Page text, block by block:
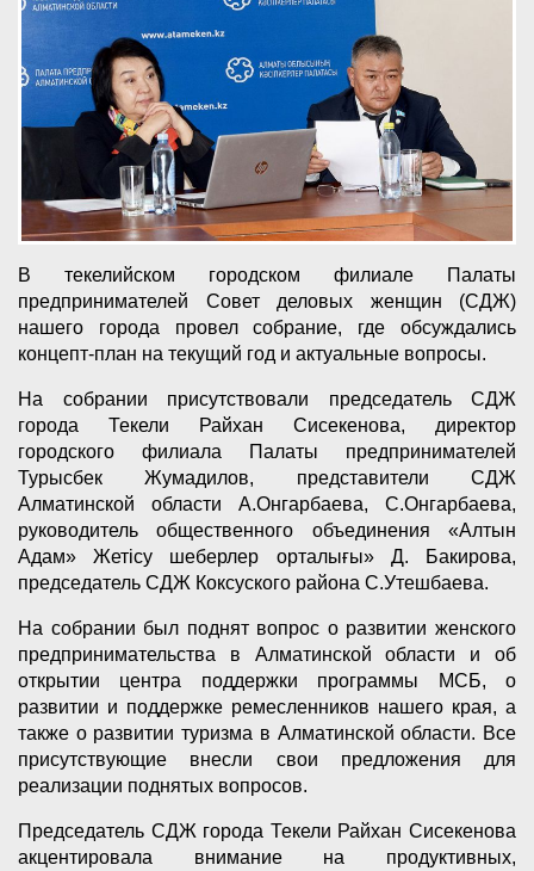
В текелийском городском филиале Палаты
предпринимателей Совет деловых женщин (СДЖ)
нашего города провел собрание, где обсуждались
концепт-план на текущий год и актуальные вопросы.
На собрании присутствовали председатель СДЖ
города Текели Райхан Сисекенова, директор
городского филиала Палаты предпринимателей
Турысбек Жумадилов, представители СДЖ
Алматинской области А.Онгарбаева, С.Онгарбаева,
руководитель общественного объединения «Алтын
Адам» Жетісу шеберлер орталығы» Д. Бакирова,
председатель СДЖ Коксуского района С.Утешбаева.
На собрании был поднят вопрос о развитии женского
предпринимательства в Алматинской области и об
открытии центра поддержки программы МСБ, о
развитии и поддержке ремесленников нашего края, а
также о развитии туризма в Алматинской области. Все
присутствующие внесли свои предложения для
реализации поднятых вопросов.
Председатель СДЖ города Текели Райхан Сисекенова
акцентировала внимание на продуктивных,